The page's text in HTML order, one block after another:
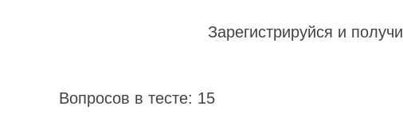
Зарегистрируйся и получи
Вопросов в тесте: 15